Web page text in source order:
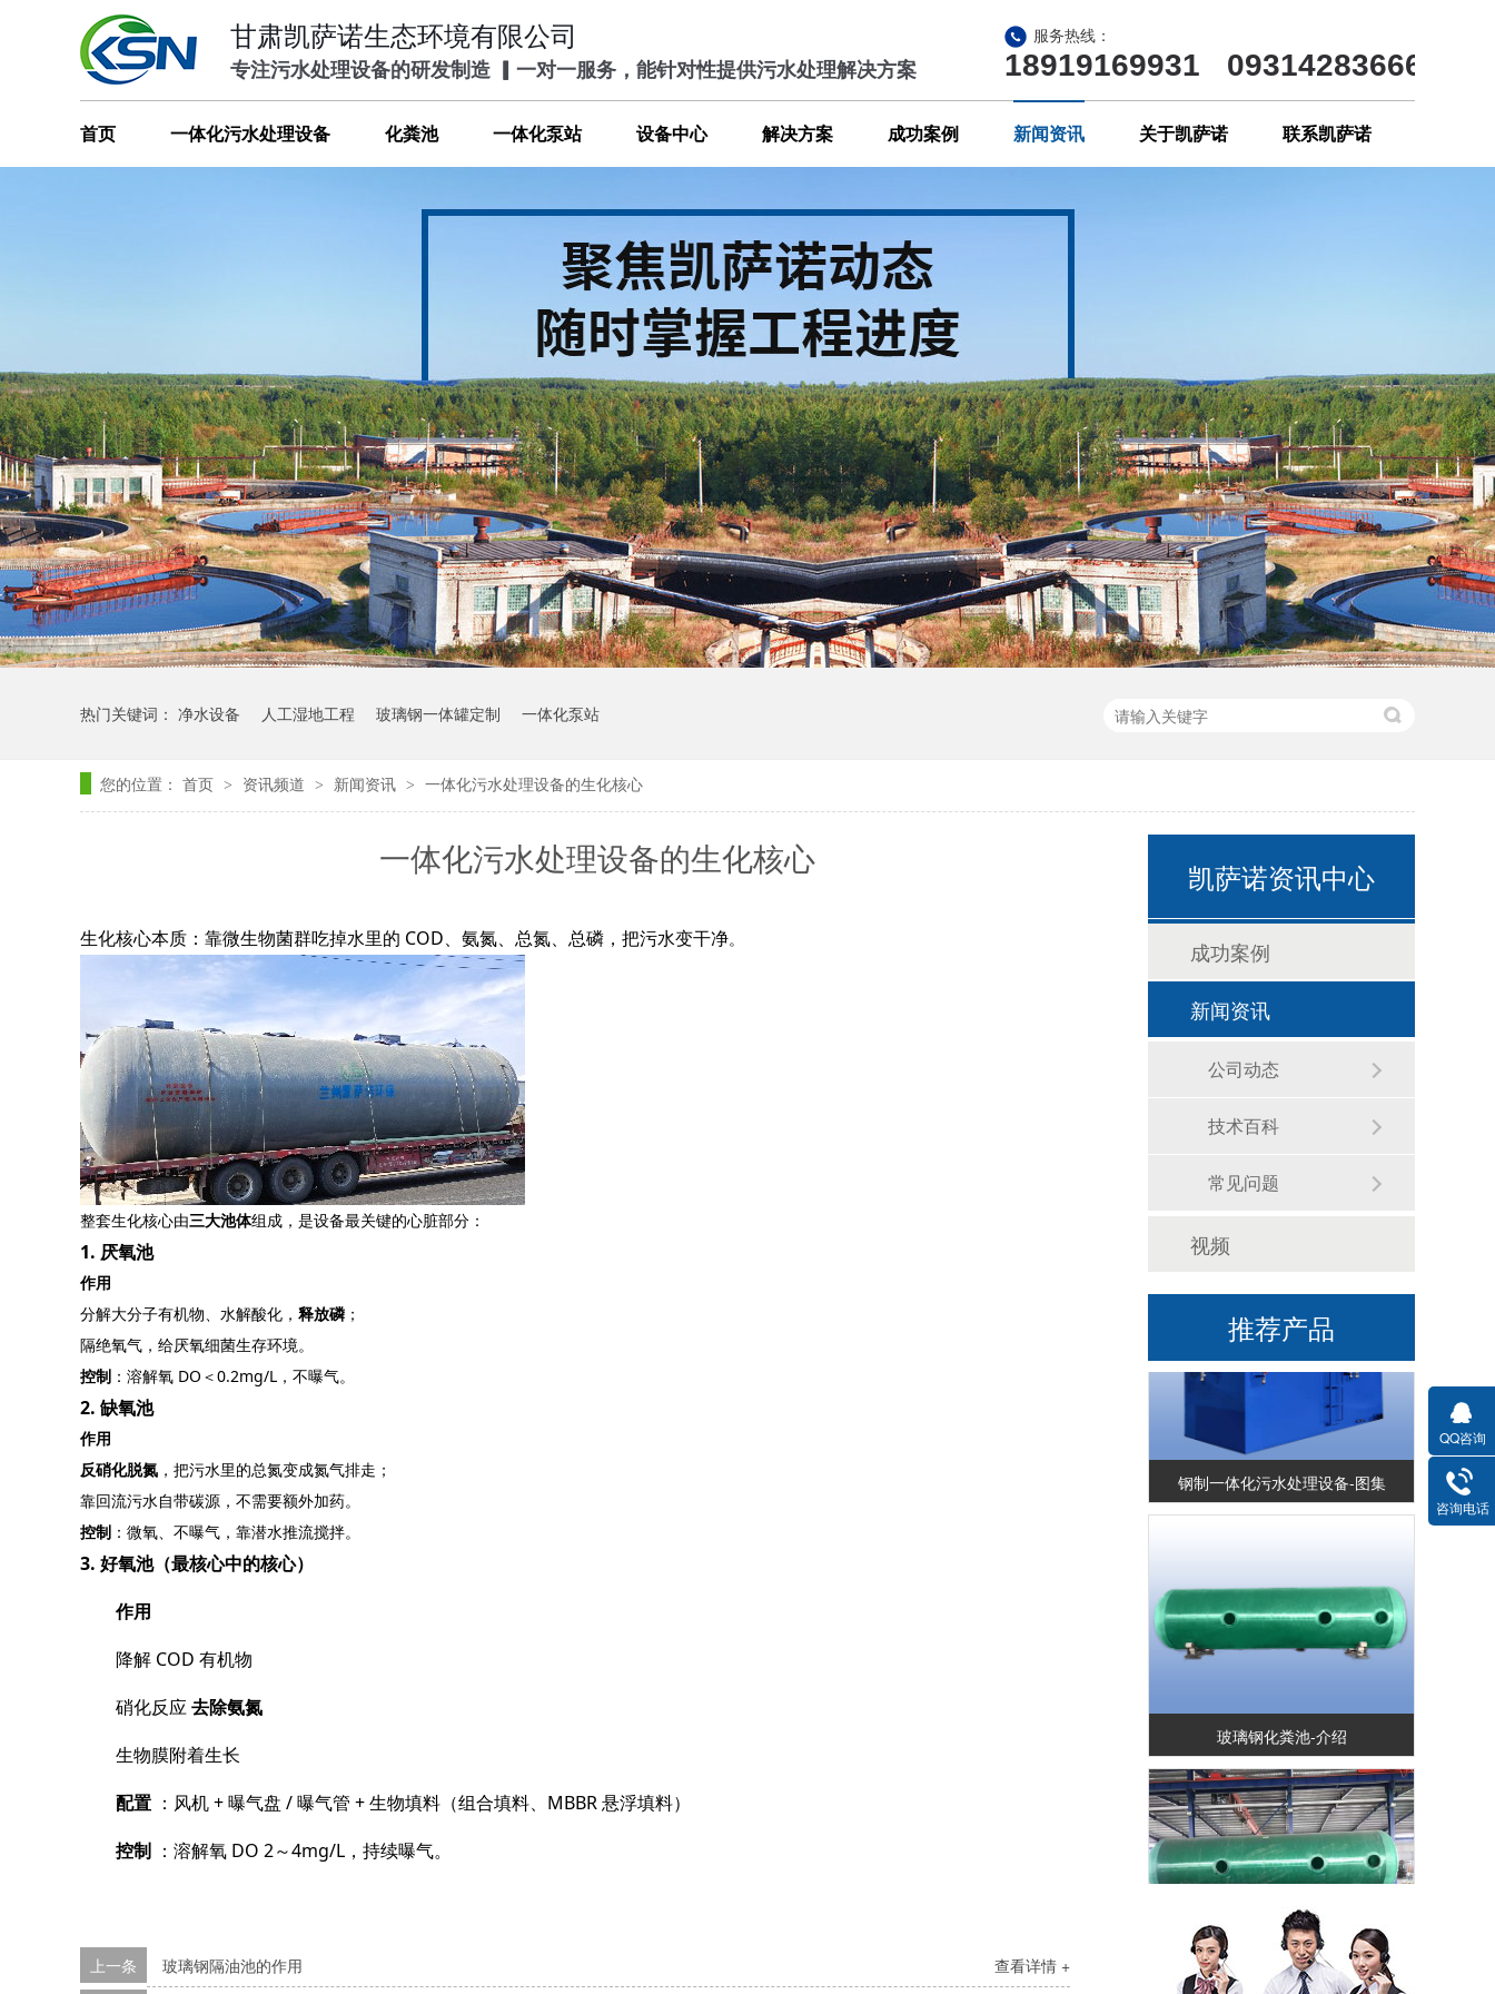
甘肃凯萨诺生态环境有限公司
专注污水处理设备的研发制造 ▎一对一服务，能针对性提供污水处理解决方案
服务热线：
18919169931 09314283666
首页 一体化污水处理设备 化粪池 一体化泵站 设备中心 解决方案 成功案例 新闻资讯 关于凯萨诺 联系凯萨诺
热门关键词： 净水设备 人工湿地工程 玻璃钢一体罐定制 一体化泵站
您的位置： 首页 > 资讯频道 > 新闻资讯 > 一体化污水处理设备的生化核心
一体化污水处理设备的生化核心
生化核心本质：靠微生物菌群吃掉水里的 COD、氨氮、总氮、总磷，把污水变干净。
整套生化核心由三大池体组成，是设备最关键的心脏部分：
1. 厌氧池
作用
分解大分子有机物、水解酸化， 释放磷 ；
隔绝氧气，给厌氧细菌生存环境。
控制 ：溶解氧 DO＜0.2mg/L，不曝气。
2. 缺氧池
作用
反硝化脱氮 ，把污水里的总氮变成氮气排走；
靠回流污水自带碳源，不需要额外加药。
控制 ：微氧、不曝气，靠潜水推流搅拌。
3. 好氧池（最核心中的核心）
作用
降解 COD 有机物
硝化反应去除氨氮
生物膜附着生长
配置 ：风机 + 曝气盘 / 曝气管 + 生物填料（组合填料、MBBR 悬浮填料）
控制 ：溶解氧 DO 2～4mg/L，持续曝气。
查看详情 +
上一条 玻璃钢隔油池的作用
凯萨诺资讯中心
成功案例
新闻资讯
公司动态
技术百科
常见问题
视频
推荐产品
一体化污水处理设备-介绍
钢制一体化污水处理设备-图集
玻璃钢化粪池-介绍
玻璃钢化粪池-图集
QQ咨询
咨询电话